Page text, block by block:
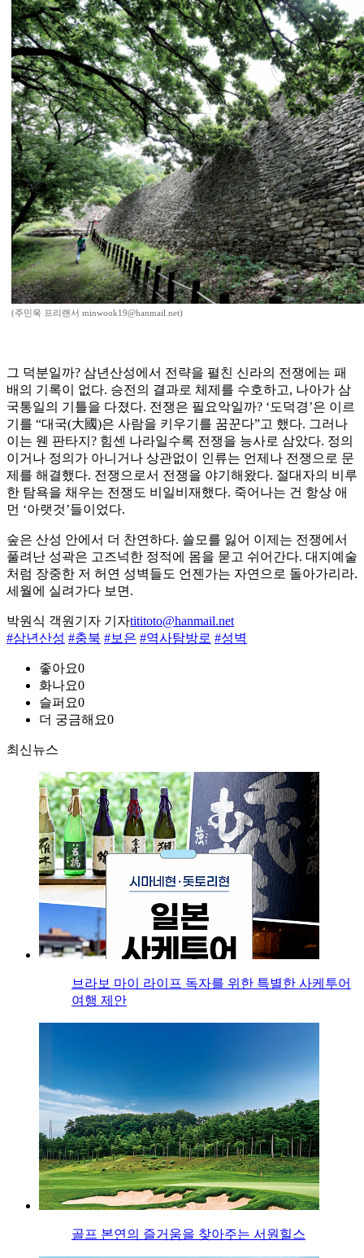
(주민욱 프리랜서 minwook19@hanmail.net)
그 덕분일까? 삼년산성에서 전략을 펼친 신라의 전쟁에는 패
배의 기록이 없다. 승전의 결과로 체제를 수호하고, 나아가 삼
국통일의 기틀을 다졌다. 전쟁은 필요악일까? ‘도덕경’은 이르
기를 “대국(大國)은 사람을 키우기를 꿈꾼다”고 했다. 그러나
이는 웬 판타지? 힘센 나라일수록 전쟁을 능사로 삼았다. 정의
이거나 정의가 아니거나 상관없이 인류는 언제나 전쟁으로 문
제를 해결했다. 전쟁으로서 전쟁을 야기해왔다. 절대자의 비루
한 탐욕을 채우는 전쟁도 비일비재했다. 죽어나는 건 항상 애
먼 ‘아랫것’들이었다.
숲은 산성 안에서 더 찬연하다. 쓸모를 잃어 이제는 전쟁에서
풀려난 성곽은 고즈넉한 정적에 몸을 묻고 쉬어간다. 대지예술
처럼 장중한 저 허연 성벽들도 언젠가는 자연으로 돌아가리라.
세월에 실려가다 보면.
박원식 객원기자 기자tititoto@hanmail.net
#삼년산성 #충북 #보은 #역사탐방로 #성벽
좋아요0
화나요0
슬퍼요0
더 궁금해요0
최신뉴스
브라보 마이 라이프 독자를 위한 특별한 사케투어
여행 제안
골프 본연의 즐거움을 찾아주는 서원힐스